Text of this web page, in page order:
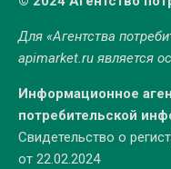
Для «Агентства
apimarket.ruявляется
Информационное
потребительской
Свидетельство о
от 22.02.2024